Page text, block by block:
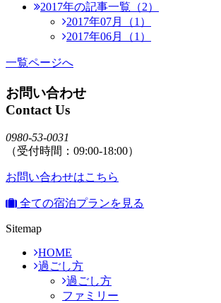
2017年の記事一覧（2）
2017年07月（1）
2017年06月（1）
一覧ページへ
お問い合わせ
Contact Us
0980-53-0031
（受付時間：09:00-18:00）
お問い合わせはこちら
全ての宿泊プランを見る
Sitemap
HOME
過ごし方
過ごし方
ファミリー